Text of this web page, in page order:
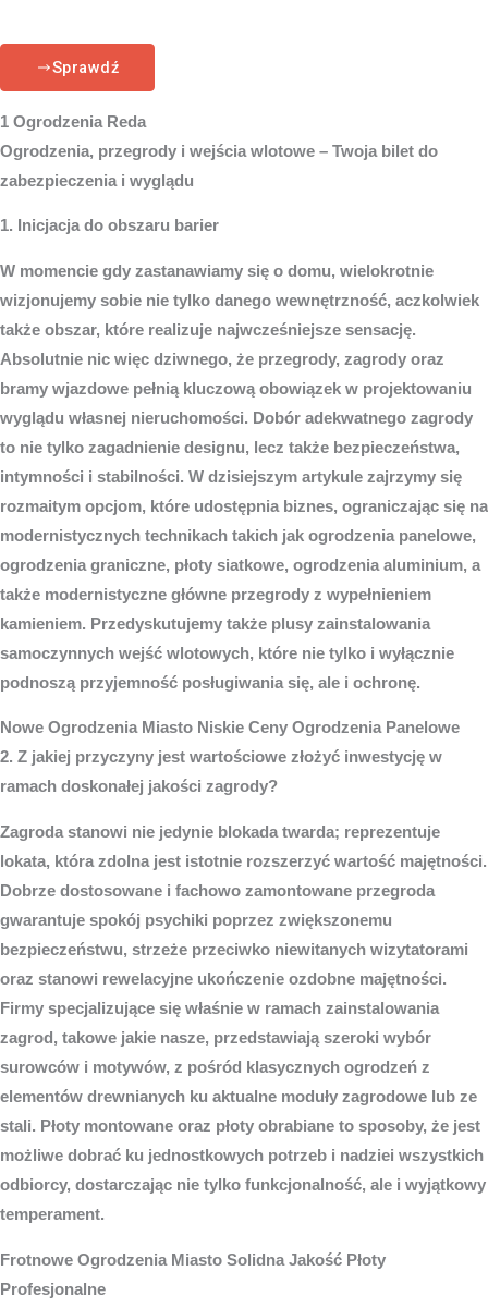
Sprawdź
1 Ogrodzenia Reda
Ogrodzenia, przegrody i wejścia wlotowe – Twoja bilet do
zabezpieczenia i wyglądu
1. Inicjacja do obszaru barier
W momencie gdy zastanawiamy się o domu, wielokrotnie
wizjonujemy sobie nie tylko danego wewnętrzność, aczkolwiek
także obszar, które realizuje najwcześniejsze sensację.
Absolutnie nic więc dziwnego, że przegrody, zagrody oraz
bramy wjazdowe pełnią kluczową obowiązek w projektowaniu
wyglądu własnej nieruchomości. Dobór adekwatnego zagrody
to nie tylko zagadnienie designu, lecz także bezpieczeństwa,
intymności i stabilności. W dzisiejszym artykule zajrzymy się
rozmaitym opcjom, które udostępnia biznes, ograniczając się na
modernistycznych technikach takich jak ogrodzenia panelowe,
ogrodzenia graniczne, płoty siatkowe, ogrodzenia aluminium, a
także modernistyczne główne przegrody z wypełnieniem
kamieniem. Przedyskutujemy także plusy zainstalowania
samoczynnych wejść wlotowych, które nie tylko i wyłącznie
podnoszą przyjemność posługiwania się, ale i ochronę.
Nowe Ogrodzenia Miasto Niskie Ceny Ogrodzenia Panelowe
2. Z jakiej przyczyny jest wartościowe złożyć inwestycję w
ramach doskonałej jakości zagrody?
Zagroda stanowi nie jedynie blokada twarda; reprezentuje
lokata, która zdolna jest istotnie rozszerzyć wartość majętności.
Dobrze dostosowane i fachowo zamontowane przegroda
gwarantuje spokój psychiki poprzez zwiększonemu
bezpieczeństwu, strzeże przeciwko niewitanych wizytatorami
oraz stanowi rewelacyjne ukończenie ozdobne majętności.
Firmy specjalizujące się właśnie w ramach zainstalowania
zagrod, takowe jakie nasze, przedstawiają szeroki wybór
surowców i motywów, z pośród klasycznych ogrodzeń z
elementów drewnianych ku aktualne moduły zagrodowe lub ze
stali. Płoty montowane oraz płoty obrabiane to sposoby, że jest
możliwe dobrać ku jednostkowych potrzeb i nadziei wszystkich
odbiorcy, dostarczając nie tylko funkcjonalność, ale i wyjątkowy
temperament.
Frotnowe Ogrodzenia Miasto Solidna Jakość Płoty
Profesjonalne